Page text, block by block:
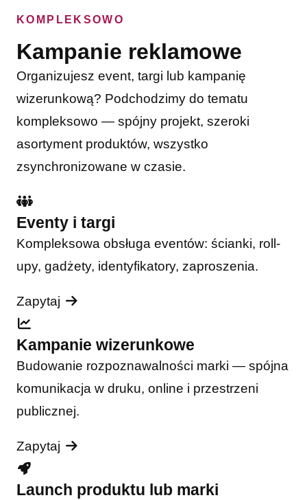
KOMPLEKSOWO
Kampanie reklamowe
Organizujesz event, targi lub kampanię
wizerunkową? Podchodzimy do tematu
kompleksowo — spójny projekt, szeroki
asortyment produktów, wszystko
zsynchronizowane w czasie.
Eventy i targi
Kompleksowa obsługa eventów: ścianki, roll-
upy, gadżety, identyfikatory, zaproszenia.
Zapytaj
Kampanie wizerunkowe
Budowanie rozpoznawalności marki — spójna
komunikacja w druku, online i przestrzeni
publicznej.
Zapytaj
Launch produktu lub marki